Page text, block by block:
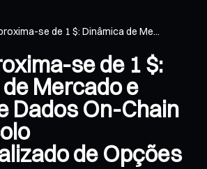
se de 1 $: Dinâmica de Me...
se de 1 $:
Mercado e
Dados On-Chain
de Opções